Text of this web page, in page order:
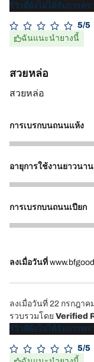
รีวิวที่ยังไม่ได้รับการตร
5/5
ฉันแนะนำยางนี้
สวยหล่อ
สวยหล่อ
การเบรกบนถนนแห้ง
5
อายุการใช้งานยาวนาน
5
การเบรกบนถนนเปียก
5
ลงเมื่อวันที่
ลงเมื่อวันที่ 22 กรกฎาค
รวบรวมโดย Verified
รีวิวที่ยังไม่ได้รับการตร
5/5